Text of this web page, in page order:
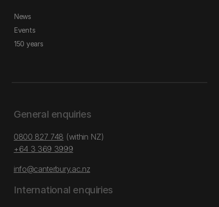
News
Events
150 years
General enquiries
0800 827 748 (within NZ)
+64 3 369 3999
info@canterbury.ac.nz
International enquiries